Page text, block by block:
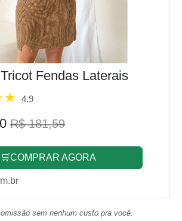
Fendas Laterais
4.9
R$ 181,59
🛒COMPRAR AGORA
sem nenhum custo pra você.